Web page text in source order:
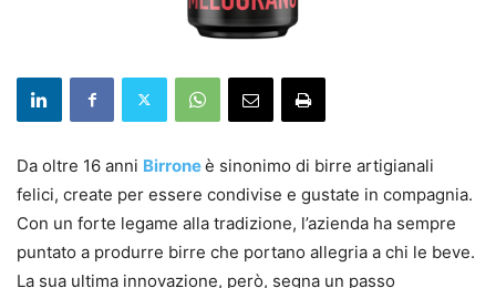
Da oltre 16 anni Birroneè sinonimo di birre artigianali
felici, create per essere condivise e gustate in compagnia.
Con un forte legame alla tradizione, l’azienda ha sempre
puntato a produrre birre che portano allegria a chi le beve.
La sua ultima innovazione, però, segna un passo